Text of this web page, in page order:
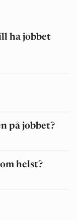
ha jobbet
på jobbet?
helst?